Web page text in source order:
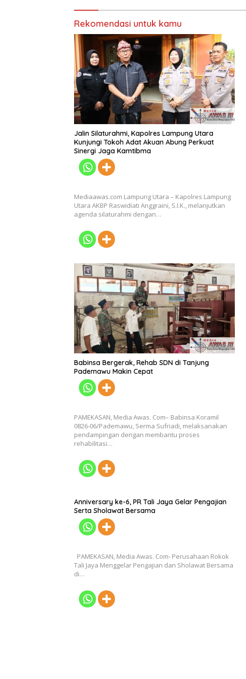
Rekomendasi untuk kamu
Jalin Silaturahmi, Kapolres Lampung Utara
Kunjungi Tokoh Adat Akuan Abung Perkuat
Sinergi Jaga Kamtibma
Mediaawas.com Lampung Utara – Kapolres Lampung
Utara AKBP Raswidiati Anggraini, S.I.K., melanjutkan
agenda silaturahmi dengan…
Babinsa Bergerak, Rehab SDN di Tanjung
Pademawu Makin Cepat
PAMEKASAN, Media Awas. Com– Babinsa Koramil
0826-06/Pademawu, Serma Sufriadi, melaksanakan
pendampingan dengan membantu proses
rehabilitasi…
Anniversary ke-6, PR Tali Jaya Gelar Pengajian
Serta Sholawat Bersama
PAMEKASAN, Media Awas. Com- Perusahaan Rokok
Tali Jaya Menggelar Pengajian dan Sholawat Bersama
di…